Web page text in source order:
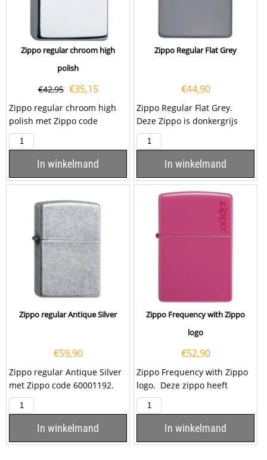
Zippo regular chroom high
polish
€42,95 €35,15
Zippo regular chroom high
polish met Zippo code
60000805. U kunt dit product
ook laten...
In winkelmand
Zippo Regular Flat Grey
€44,90
Zippo Regular Flat Grey.
Deze Zippo is donkergrijs
gekleurd rondom de hele...
In winkelmand
Zippo regular Antique Silver
€59,90
Zippo regular Antique Silver
met Zippo code 60001192.
In winkelmand
Zippo Frequency with Zippo
logo
€52,90
Zippo Frequency with Zippo
logo. Deze zippo heeft
rondom een matte roze
coating. Rechts op...
In winkelmand